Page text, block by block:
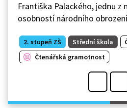
Františka Palackého, jednu z
osobností národního
2. stupeň ZŠ Střední škola
Čtenářská gramotnost